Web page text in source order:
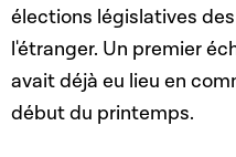
élections législatives
l'étranger. Un premier
avait déjà eu lieu en
début du printemps.